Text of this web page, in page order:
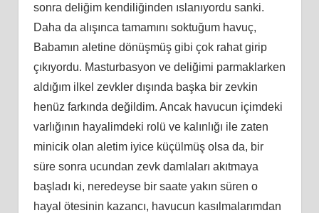
sonra deliğim kendiliğinden ıslanıyordu sanki.
Daha da alışınca tamamını soktuğum havuç,
Babamın aletine dönüşmüş gibi çok rahat girip
çıkıyordu. Masturbasyon ve deliğimi parmaklarken
aldığım ilkel zevkler dışında başka bir zevkin
henüz farkında değildim. Ancak havucun içimdeki
varlığının hayalimdeki rolü ve kalınlığı ile zaten
minicik olan aletim iyice küçülmüş olsa da, bir
süre sonra ucundan zevk damlaları akıtmaya
başladı ki, neredeyse bir saate yakın süren o
hayal ötesinin kazancı, havucun kasılmalarımdan